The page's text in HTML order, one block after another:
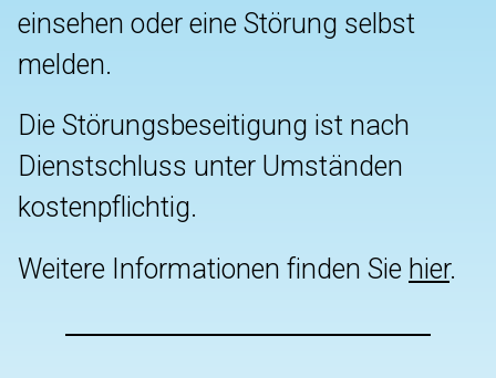
einsehen oder eine Störung selbst
melden.
Die Störungsbeseitigung ist nach
Dienstschluss unter Umständen
kostenpflichtig.
Weitere Informationen finden Sie hier.